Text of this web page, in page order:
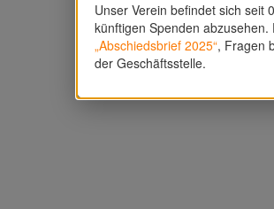
Unser Verein befindet sich seit
künftigen Spenden
„Abschiedsbrief 2025“, Fragen
der Geschäftsstelle.